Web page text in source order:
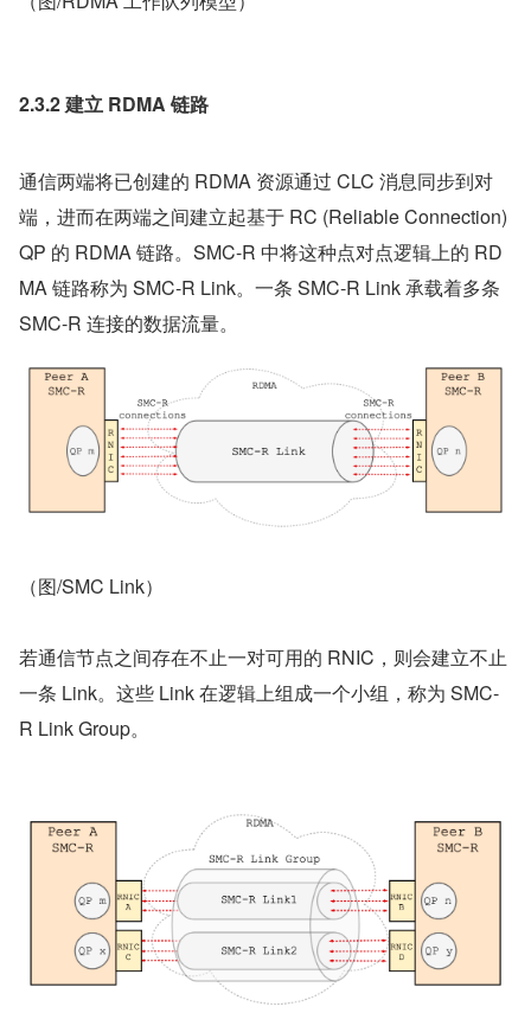
2.3.2 建立 RDMA 链路
通信两端将已创建的 RDMA 资源通过 CLC 消息同步到对
端，进而在两端之间建立起基于 RC (Reliable Connection)
QP 的 RDMA 链路。SMC-R 中将这种点对点逻辑上的 RD
MA 链路称为 SMC-R Link。一条 SMC-R Link 承载着多条
SMC-R 连接的数据流量。
（图/SMC Link）
若通信节点之间存在不止一对可用的 RNIC，则会建立不止
一条 Link。这些 Link 在逻辑上组成一个小组，称为 SMC-
R Link Group。